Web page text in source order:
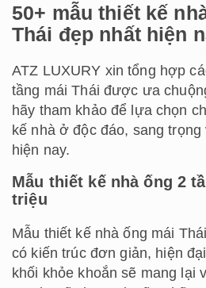
50+ mẫu thiết kế
Thái đẹp nhất hiện
ATZ LUXURY xin tổng hợp
tầng mái Thái được ưa
hãy tham khảo để lựa chọn
kế nhà ở độc đáo, sang
hiện nay.
Mẫu thiết kế nhà ống 2
triệu
Mẫu thiết kế nhà ống mái
có kiến trúc đơn giản, hiện
khối khỏe khoắn sẽ mang lại